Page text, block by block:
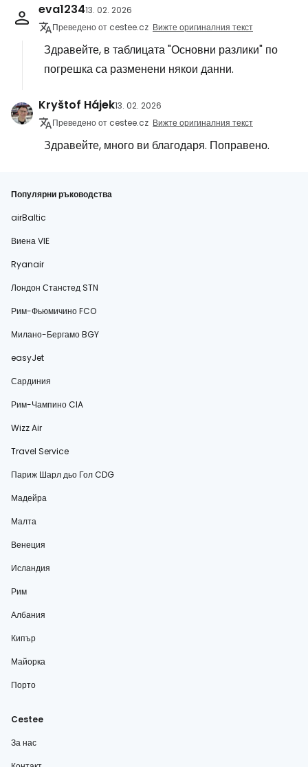
eva123413. 02. 2026
Преведено от cestee.cz Вижте оригиналния текст
Здравейте, в таблицата "Основни разлики" по
погрешка са разменени някои данни.
Kryštof Hájek13. 02. 2026
Преведено от cestee.cz Вижте оригиналния текст
Здравейте, много ви благодаря. Поправено.
Популярни ръководства
airBaltic
Виена VIE
Ryanair
Лондон Станстед STN
Рим-Фьюмичино FCO
Милано-Бергамо BGY
easyJet
Сардиния
Рим-Чампино CIA
Wizz Air
Travel Service
Париж Шарл дьо Гол CDG
Мадейра
Малта
Венеция
Исландия
Рим
Албания
Кипър
Майорка
Порто
Cestee
За нас